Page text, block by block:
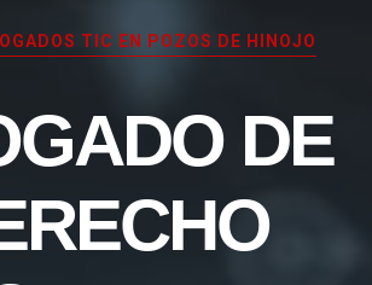
TIC EN POZOS DE HINOJO
DE